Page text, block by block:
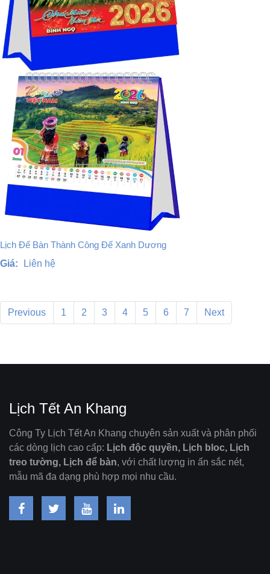
Lịch Để Bàn Thành Công Đế Xanh Dương
Giá:
Liên hệ
Previous 1 2 3 4 5 6 7 Next
Lịch Tết An Khang
Công Ty Lịch Tết An Khang chuyên sản xuất và phân phối
các dòng lịch cao cấp: Lịch độc quyền, Lịch bloc, Lịch
treo tường, Lịch để bàn, với chất lượng in ấn sắc nét,
mẫu mã đa dạng phù hợp mọi nhu cầu.